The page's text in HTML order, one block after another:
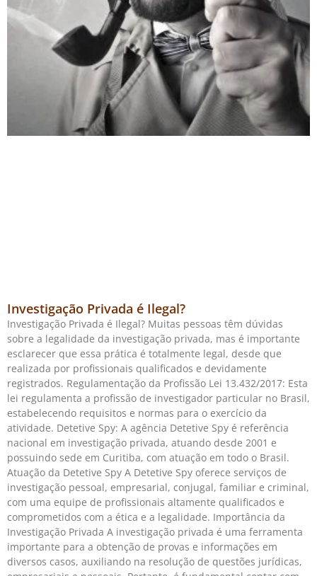
Investigação Privada é Ilegal?
Investigação Privada é Ilegal? Muitas pessoas têm dúvidas
sobre a legalidade da investigação privada, mas é importante
esclarecer que essa prática é totalmente legal, desde que
realizada por profissionais qualificados e devidamente
registrados. Regulamentação da Profissão Lei 13.432/2017: Esta
lei regulamenta a profissão de investigador particular no Brasil,
estabelecendo requisitos e normas para o exercício da
atividade. Detetive Spy: A agência Detetive Spy é referência
nacional em investigação privada, atuando desde 2001 e
possuindo sede em Curitiba, com atuação em todo o Brasil.
Atuação da Detetive Spy A Detetive Spy oferece serviços de
investigação pessoal, empresarial, conjugal, familiar e criminal,
com uma equipe de profissionais altamente qualificados e
comprometidos com a ética e a legalidade. Importância da
Investigação Privada A investigação privada é uma ferramenta
importante para a obtenção de provas e informações em
diversos casos, auxiliando na resolução de questões jurídicas,